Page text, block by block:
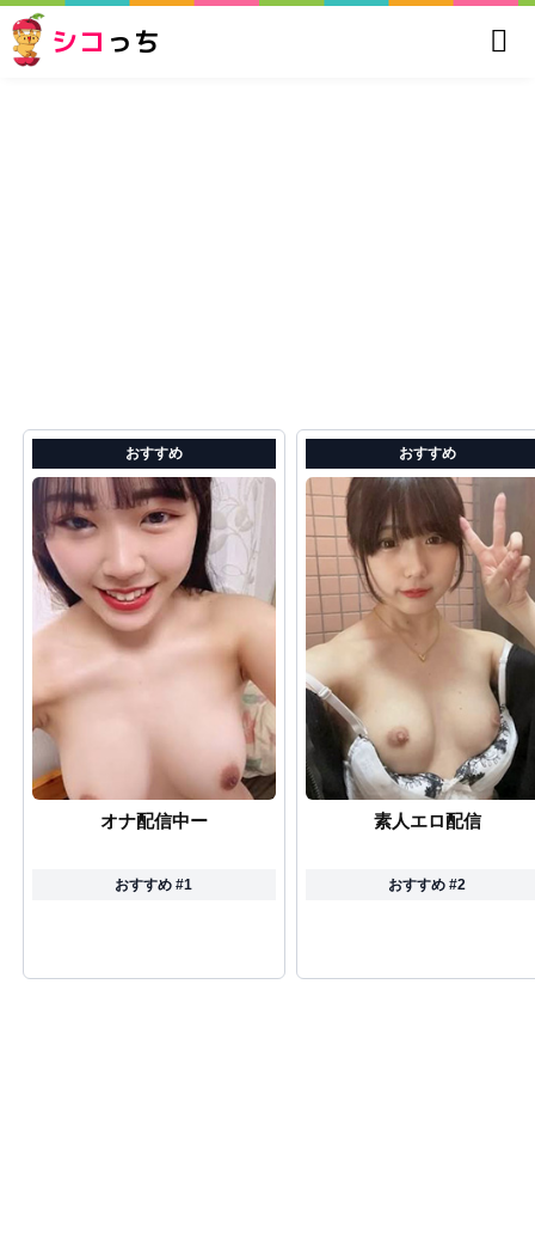
シコ っち
おすすめ
オナ配信中ー
おすすめ #1
おすすめ
素人エロ配信
おすすめ #2